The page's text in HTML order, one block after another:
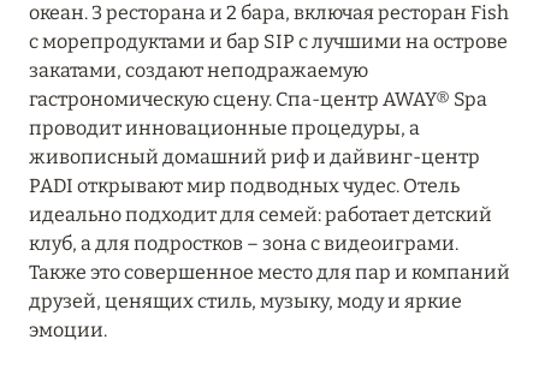
RIXOS PREMIUM SAADIYAT ISLAND ABU DHABI:
КОНЦЕПЦИЯ «ВСЁ ВКЛЮЧЕНО – ВСЁ
ЭКСКЛЮЗИВНО»
Подробнее
20 августа 2024
ВЫГОДНАЯ АРИФМЕТИКА ОТ ULTIMA GSTAAD
И ULTIMA COURCHEVEL
океан. 3 ресторана и 2 бара, включая ресторан Fish
с морепродуктами и бар SIP с лучшими на острове
закатами, создают неподражаемую
гастрономическую сцену. Спа-центр AWAY® Spa
проводит инновационные процедуры, а
живописный домашний риф и дайвинг-центр
PADI открывают мир подводных чудес. Отель
идеально подходит для семей: работает детский
клуб, а для подростков – зона с видеоиграми.
Также это совершенное место для пар и компаний
друзей, ценящих стиль, музыку, моду и яркие
эмоции.